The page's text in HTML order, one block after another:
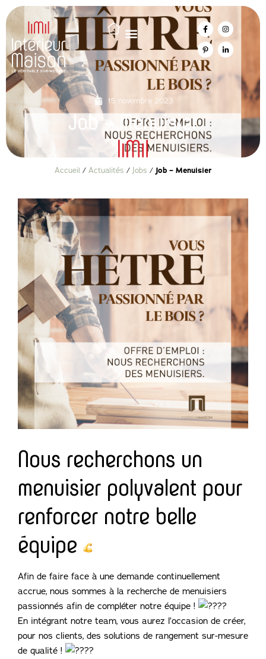
15 novembre 2023
Job – Menuisier
Accueil / Actualités / Jobs / Job – Menuisier
Nous recherchons un
menuisier polyvalent pour
renforcer notre belle
équipe
Afin de faire face à une demande continuellement
accrue, nous sommes à la recherche de menuisiers
passionnés afin de compléter notre équipe !
En intégrant notre team, vous aurez l’occasion de créer,
pour nos clients, des solutions de rangement sur-mesure
de qualité !